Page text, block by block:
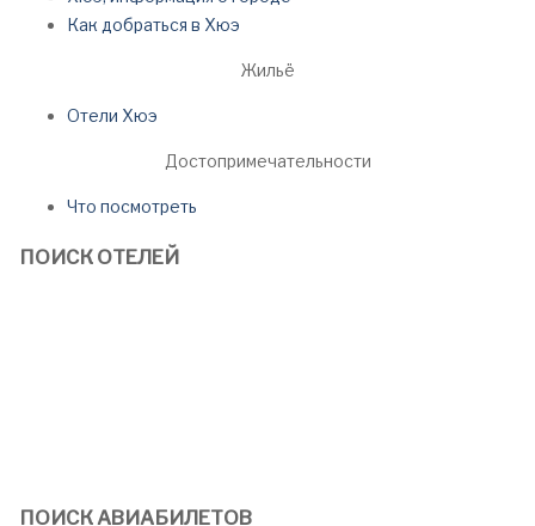
Как добраться в Хюэ
Жильё
Отели Хюэ
Достопримечательности
Что посмотреть
ПОИСК ОТЕЛЕЙ
ПОИСК АВИАБИЛЕТОВ